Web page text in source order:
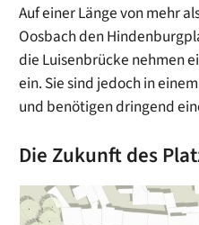
Auf einer Länge von mehr
Oosbach den
die Luisenbrücke nehmen
ein. Sie sind jedoch in
und benötigen dringend
Die Zukunft des